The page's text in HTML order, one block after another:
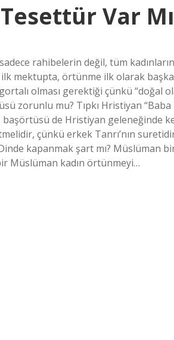
Var Mı
rahibelerin değil, tüm
ilk mektupta, örtünme ilk olarak
olması gerektiği çünkü “doğal
zorunlu mu? Tıpkı Hristiyan
başörtüsü de Hristiyan geleneğinde
çünkü erkek Tanrı’nın suretidir
kapanmak şart mı? Müslüman
Müslüman kadın örtünmeyi…